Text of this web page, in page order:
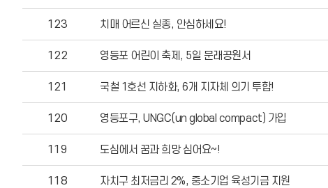
123 치매 어르신 실종, 안심하세요!
122 영등포 어린이 축제, 5일 문래공원서
121 국철 1호선 지하화, 6개 지자체 의기 투합!
120 영등포구, UNGC(un global compact) 가입
119 도심에서 꿈과 희망 심어요~!
118 자치구 최저금리 2%, 중소기업 육성기금 지원